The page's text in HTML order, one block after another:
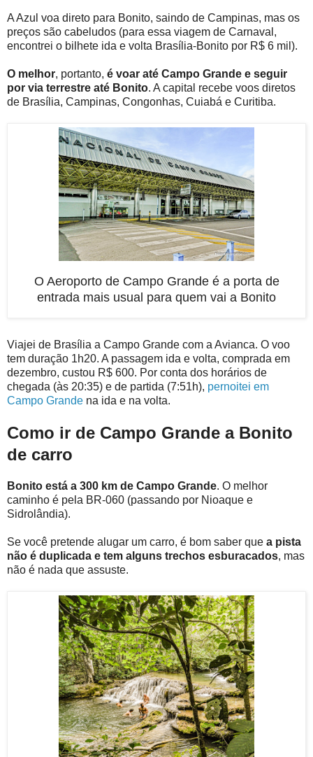
A Azul voa direto para Bonito, saindo de Campinas, mas os
preços são cabeludos (para essa viagem de Carnaval,
encontrei o bilhete ida e volta Brasília-Bonito por R$ 6 mil).
O melhor, portanto, é voar até Campo Grande e seguir
por via terrestre até Bonito. A capital recebe voos diretos
de Brasília, Campinas, Congonhas, Cuiabá e Curitiba.
O Aeroporto de Campo Grande é a porta de
entrada mais usual para quem vai a Bonito
Viajei de Brasília a Campo Grande com a Avianca. O voo
tem duração 1h20. A passagem ida e volta, comprada em
dezembro, custou R$ 600. Por conta dos horários de
chegada (às 20:35) e de partida (7:51h), pernoitei em
Campo Grande na ida e na volta.
Como ir de Campo Grande a Bonito
de carro
Bonito está a 300 km de Campo Grande. O melhor
caminho é pela BR-060 (passando por Nioaque e
Sidrolândia).
Se você pretende alugar um carro, é bom saber que a pista
não é duplicada e tem alguns trechos esburacados, mas
não é nada que assuste.